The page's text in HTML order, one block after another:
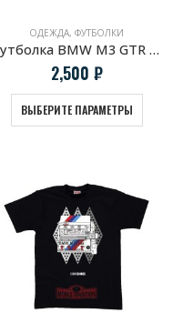
ОДЕЖДА, ФУТБОЛКИ
Футболка BMW M3 GTR Winner 2001
2,500 ₽
ВЫБЕРИТЕ ПАРАМЕТРЫ